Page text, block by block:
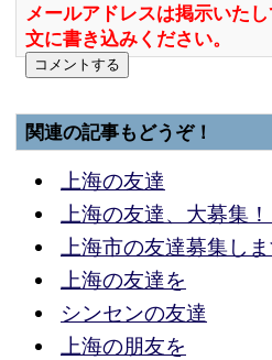
メールアドレスは掲示いた
文に書き込みください。
関連の記事もどうぞ！
上海の友達
上海の友達、大募集
上海市の友達募集し
上海の友達を
シンセンの友達
上海の朋友を